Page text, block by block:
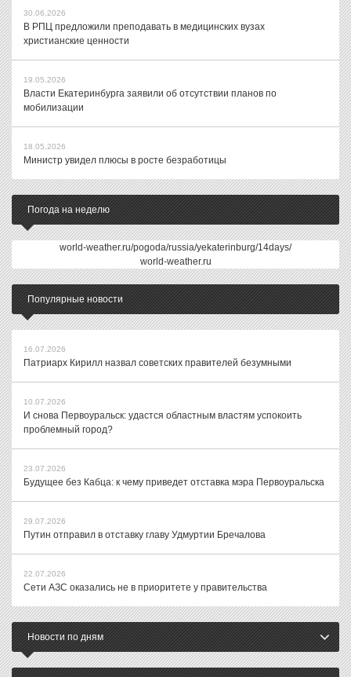
30.06.2026
В РПЦ предложили преподавать в медицинских вузах
христианские ценности
19.05.2026
Власти Екатеринбурга заявили об отсутствии планов по
мобилизации
18.05.2026
Министр увидел плюсы в росте безработицы
Погода на неделю
world-weather.ru/pogoda/russia/yekaterinburg/14days/
world-weather.ru
Популярные новости
16.07.2026
Патриарх Кирилл назвал советских правителей безумными
10.07.2026
И снова Первоуральск: удастся областным властям успокоить
проблемный город?
23.07.2026
Будущее без Кабца: к чему приведет отставка мэра Первоуральска
29.07.2026
Путин отправил в отставку главу Удмуртии Бречалова
22.07.2026
Сети АЗС оказались не в приоритете у правительства
Новости по дням